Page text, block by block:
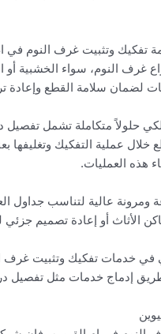
تفكيك وتثبيت غرف النوم في
غرف النوم، سواء الخشبية
لضمان سلامة القطع وإعادة
حلولاً متكاملة تشمل
خلال عملية التفكيك
هذه العمليات.
عالية لتناسب جداول
الأثاث أو إعادة تصميم
في خدمات تفكيك وتثبيت غرف
إدماج خدمات مثل تفصيل